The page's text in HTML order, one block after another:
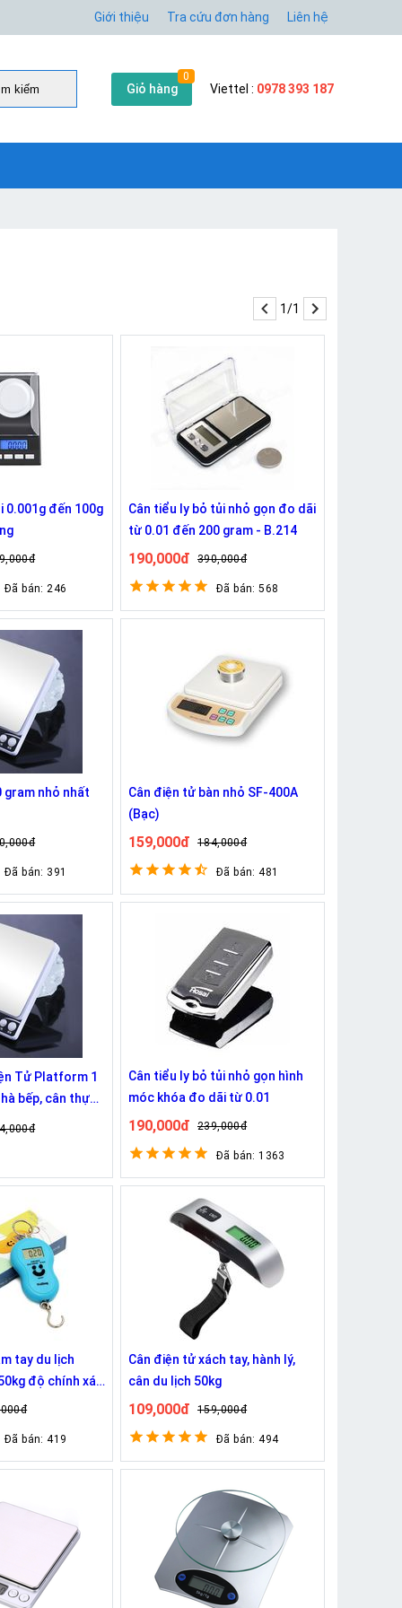
Giới thiệu Tra cứu đơn hàng Liên hệ
kiếm Giỏ hàng
0
Viettel : 0978 393 187
1/1
0.001g đến 100g
Đã bán: 246
Cân tiểu ly bỏ tủi nhỏ gọn đo dãi
từ 0.01 đến 200 gram - B.214
190,000đ 390,000đ
Đã bán: 568
gram nhỏ nhất
Đã bán: 391
Cân điện tử bàn nhỏ SF-400A
(Bạc)
159,000đ 184,000đ
Đã bán: 481
Tử Platform 1
bếp, cân thực
Cân tiểu ly bỏ tủi nhỏ gọn hình
móc khóa đo dãi từ 0.01
190,000đ 239,000đ
Đã bán: 1363
tay du lịch
thị rõ ràng
Đã bán: 419
Cân điện tử xách tay, hành lý,
cân du lịch 50kg
109,000đ 159,000đ
Đã bán: 494